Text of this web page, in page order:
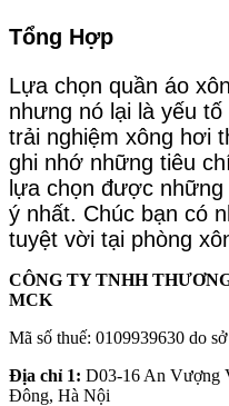
Tổng Hợp
Lựa chọn quần áo
nhưng nó lại là yếu
trải nghiệm xông hơi
ghi nhớ những tiêu
lựa chọn được
ý nhất. Chúc bạn có
tuyệt vời tại phòng
CÔNG TY TNHH
MCK
Mã số thuế: 0109939630 do
Địa chỉ 1: D03-16 An Vượng
Đông, Hà Nội